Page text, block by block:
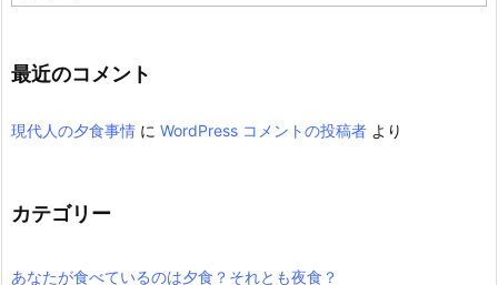
ブ
最近のコメント
現代人の夕食事情 に WordPress コメントの投稿者 より
カテゴリー
あなたが食べているのは夕食？それとも夜食？